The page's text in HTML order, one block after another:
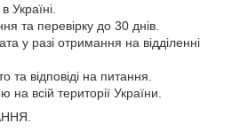
Україні.
та перевірку до 30 днів.
у разі отримання на відділенні
відповіді на питання.
всій території України.